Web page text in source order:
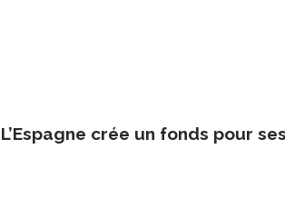
L’Espagne crée un fonds pour